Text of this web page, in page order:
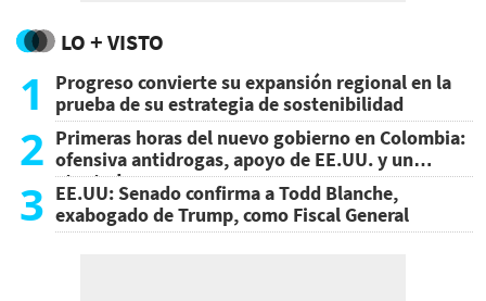
LO + VISTO
1
Progreso convierte su expansión regional en la
prueba de su estrategia de sostenibilidad
2 Primeras horas del nuevo gobierno en Colombia:
ofensiva antidrogas, apoyo de EE.UU. y un
atentado
3 EE.UU: Senado confirma a Todd Blanche,
exabogado de Trump, como Fiscal General